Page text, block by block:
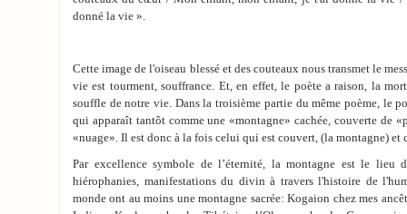
donné la vie ».
Cette image de l'oiseau blessé et des couteaux nous transmet le
vie est tourment, souffrance. Et, en effet, le poète a raison, la
souffle de notre vie. Dans la troisième partie du même poème, le
qui apparaît tantôt comme une «montagne» cachée, couverte de
«nuage». Il est donc à la fois celui qui est couvert, (la montagne) et
Par excellence symbole de l’éternité, la montagne est le lieu
hiérophanies, manifestations du divin à travers l'histoire de
monde ont au moins une montagne sacrée: Kogaion chez mes